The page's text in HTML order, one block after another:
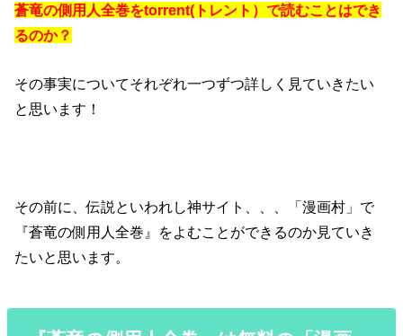
蒼竜の側用人全巻をtorrent(トレント）で読むことはでき
るのか？
その事実についてそれぞれ一つずつ詳しく見ていきたい
と思います！
その前に、伝説といわれし神サイト、、、「漫画村」で
『蒼竜の側用人全巻』をよむことができるのか見ていき
たいと思います。